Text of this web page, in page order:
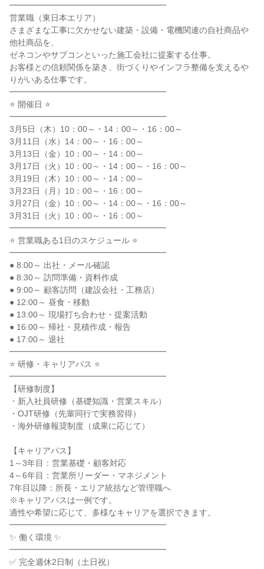
━━━━━━━━━━━━━━━━━━━
営業職（東日本エリア）
さまざまな工事に欠かせない建築・設備・電機関連の自社商品や
他社商品を、
ゼネコンやサブコンといった施工会社に提案する仕事。
お客様との信頼関係を築き、街づくりやインフラ整備を支えるや
りがいある仕事です。
━━━━━━━━━━━━━━━━━━━
⭐ 開催日 ⭐
━━━━━━━━━━━━━━━━━━━
3月5日（木）10：00～・14：00～・16：00～
3月11日（水）14：00～・16：00～
3月13日（金）10：00～・14：00～
3月17日（火）10：00～・14：00～・16：00～
3月19日（木）10：00～・14：00～
3月23日（月）10：00～・16：00～
3月27日（金）10：00～・14：00～・16：00～
3月31日（火）10：00～・16：00～
━━━━━━━━━━━━━━━━━━━
⭐ 営業職ある1日のスケジュール ⭐
━━━━━━━━━━━━━━━━━━━
● 8:00～ 出社・メール確認
● 8:30～ 訪問準備・資料作成
● 9:00～ 顧客訪問（建設会社・工務店）
● 12:00～ 昼食・移動
● 13:00～ 現場打ち合わせ・提案活動
● 16:00～ 帰社・見積作成・報告
● 17:00～ 退社
━━━━━━━━━━━━━━━━━━━
⭐ 研修・キャリアパス ⭐
━━━━━━━━━━━━━━━━━━━
【研修制度】
・新入社員研修（基礎知識・営業スキル）
・OJT研修（先輩同行で実務習得）
・海外研修報奨制度（成果に応じて）
【キャリアパス】
1～3年目：営業基礎・顧客対応
4～6年目：営業所リーダー・マネジメント
7年目以降：所長・エリア統括など管理職へ
※キャリアパスは一例です。
適性や希望に応じて、多様なキャリアを選択できます。
━━━━━━━━━━━━━━━━━━━
✨ 働く環境 ✨
━━━━━━━━━━━━━━━━━━━
✅ 完全週休2日制（土日祝）